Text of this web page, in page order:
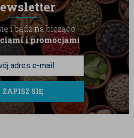
i bądź na bieżąco
i promocjami
ZAPISZ SIĘ